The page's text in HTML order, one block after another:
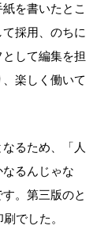
を書いたとこ
採用、のちに
して編集を担
楽しく働いて
るため、「人
るんじゃな
。第三版のと
でした。